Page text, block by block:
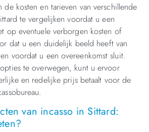
kosten en tarieven van verschillende
te vergelijken voordat u een
op eventuele verborgen kosten of
dat u een duidelijk beeld heeft van
voordat u een overeenkomst sluit.
te overwegen, kunt u ervoor
en redelijke prijs betaalt voor de
van incasso in Sittard: